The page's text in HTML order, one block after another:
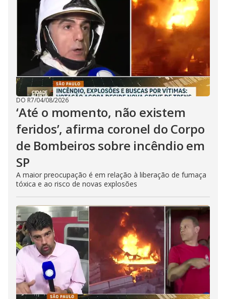
DO R7/04/08/2026
‘Até o momento, não existem
feridos’, afirma coronel do Corpo
de Bombeiros sobre incêndio em
SP
A maior preocupação é em relação à liberação de fumaça
tóxica e ao risco de novas explosões